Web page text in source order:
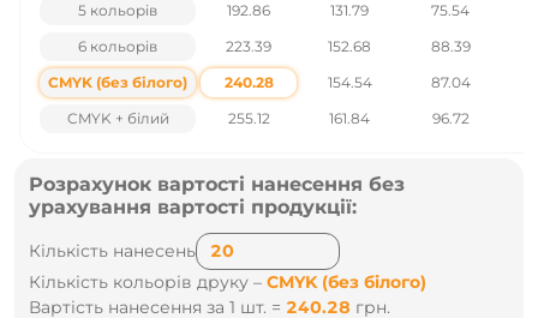
Наявність і ціни уточнюйте у наших менеджерів по тел
.: +38 095 931 76 31
5 кольорів
192.86 131.79 75.54
6 кольорів
223.39 152.68 88.39
CMYK (без білого)
240.28 154.54 87.04
CMYK + білий
255.12 161.84 96.72
Розрахунок вартості нанесення без
урахування вартості продукції:
Кількість нанесень
Кількість кольорів друку – CMYK (без білого)
Вартість нанесення за 1 шт. = 240.28 грн.